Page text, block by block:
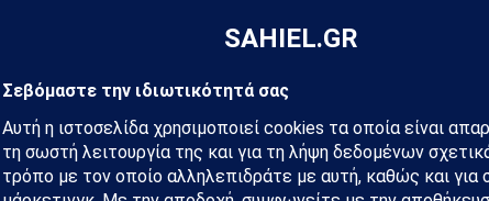
της επίθεσης, που διαχειρίζεται το δίκτυο των
τους μέσω μίας πηγής. Εχει περισσότερους των 40.000
έχει εντοπίσει θύματα της επίθεσης σε 17 χώρες σε